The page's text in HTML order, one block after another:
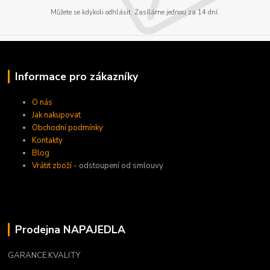
Můžete se kdykoli odhlásit. Zasíláme jednou za 14 dní.
Informace pro zákazníky
O nás
Jak nakupovat
Obchodní podmínky
Kontakty
Blog
Vrátit zboží- odstoupení od smlouvy
Prodejna NAPAJEDLA
GARANCE KVALITY